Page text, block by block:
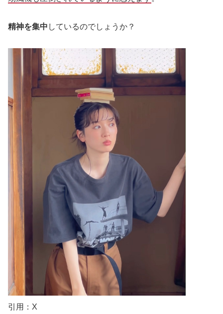
精神を集中 しているのでしょうか？
引用：X